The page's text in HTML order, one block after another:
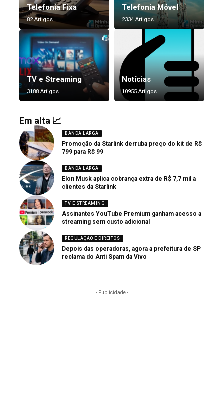
Telefonia Fixa
82 Artigos
Telefonia Móvel
2334 Artigos
TV e Streaming
3188 Artigos
Notícias
10955 Artigos
Em alta 📈
BANDA LARGA
Promoção da Starlink derruba preço do kit de R$
799 para R$ 99
BANDA LARGA
Elon Musk aplica cobrança extra de R$ 7,7 mil a
clientes da Starlink
TV E STREAMING
Assinantes YouTube Premium ganham acesso a
streaming sem custo adicional
REGULAÇÃO E DIREITOS
Depois das operadoras, agora a prefeitura de SP
reclama do Anti Spam da Vivo
- Publicidade -